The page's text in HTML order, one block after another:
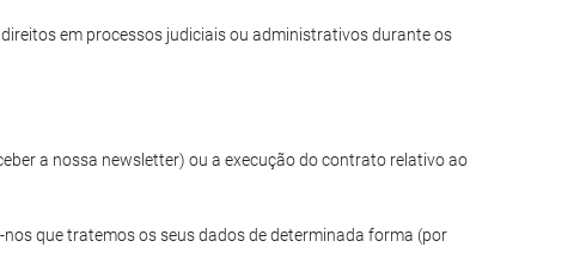
em processos judiciais ou administrativos durante os
a nossa newsletter) ou a execução do contrato relativo ao
que tratemos os seus dados de determinada forma (por